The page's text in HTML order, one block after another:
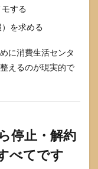
する
を求める
に消費生活センタ
えるのが現実的で
停止・解約
べてです